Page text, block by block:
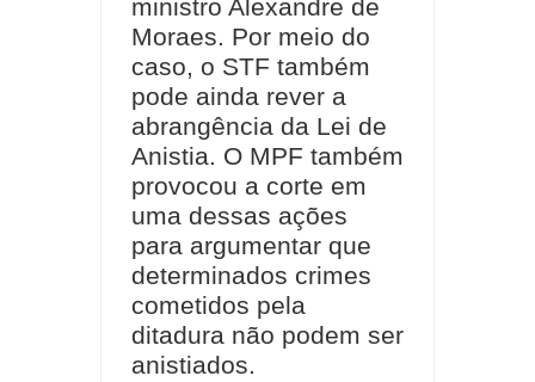
ministro Alexandre de
Moraes. Por meio do
caso, o STF também
pode ainda rever a
abrangência da Lei de
Anistia. O MPF também
provocou a corte em
uma dessas ações
para argumentar que
determinados crimes
cometidos pela
ditadura não podem ser
anistiados.